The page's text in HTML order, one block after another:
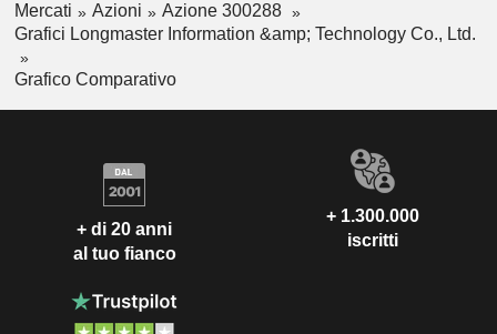
Mercati Azioni
Azione 300288
Grafici Longmaster Information &amp; Technology Co., Ltd.
Grafico Comparativo
+ di 20 anni
al tuo fianco
+ 1.300.000
iscritti